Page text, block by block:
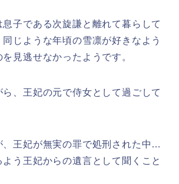
子である次旋謙と離れて暮らして
じような年頃の雪凛が好きなよう
見逃せなかったようです。
、王妃の元で侍女として過ごして
、王妃が無実の罪で処刑された中…
う王妃からの遺言として聞くこと